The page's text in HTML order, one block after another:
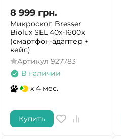
8 999 грн.
Микроскоп Bresser
Biolux SEL 40x-1600x
(смартфон-адаптер +
кейс)
Артикул 927783
В наличии
x 4 мес.
Купить